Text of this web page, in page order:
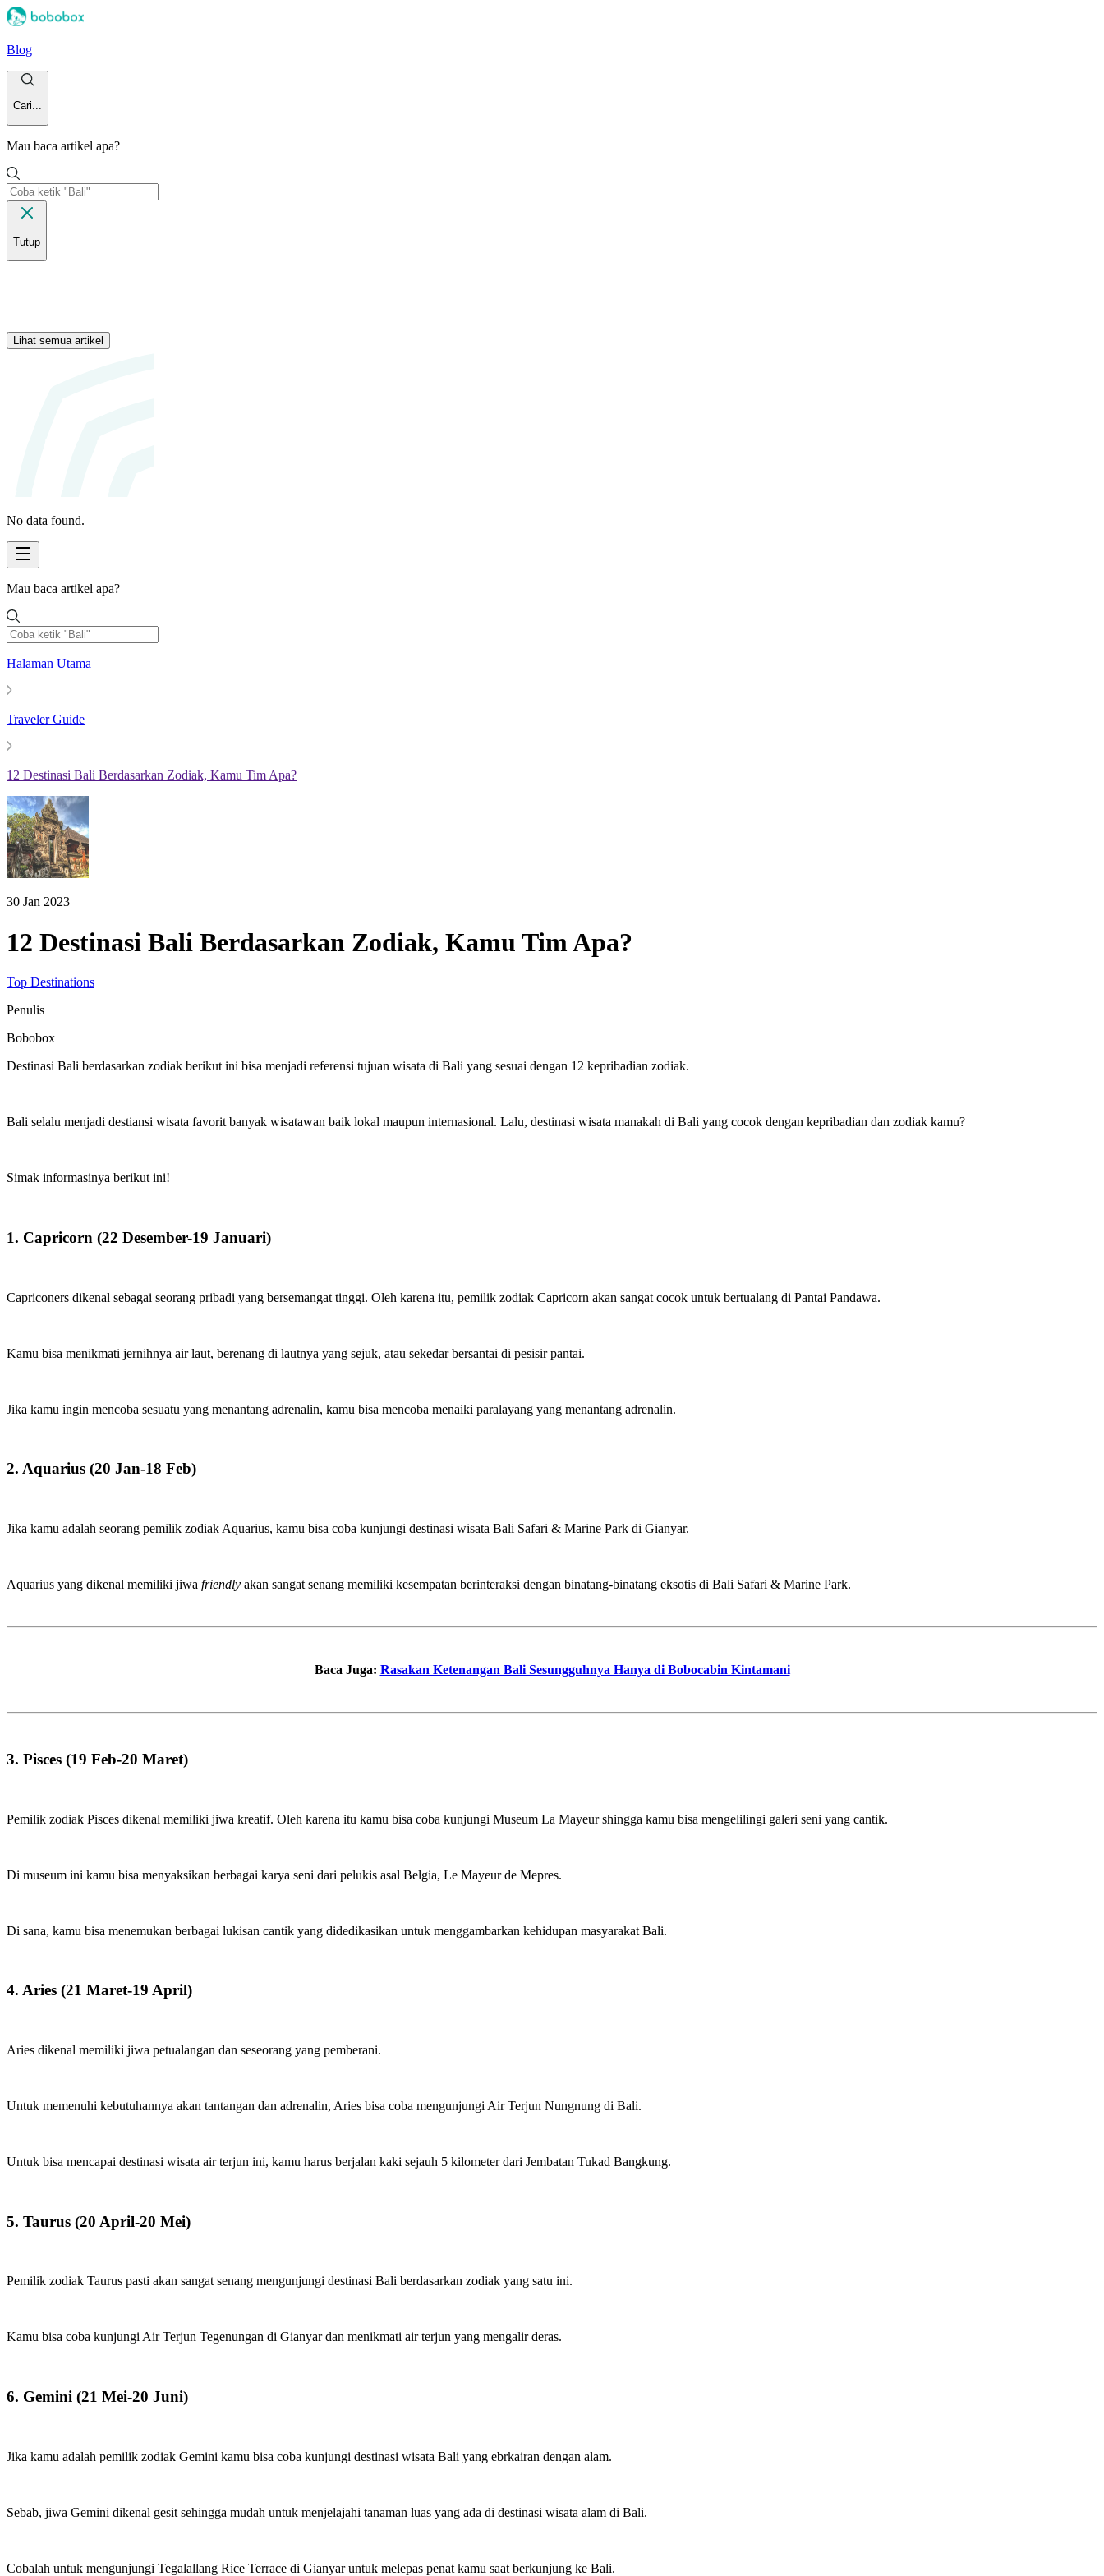
Blog
Cari...
Mau baca artikel apa?
Tutup
Lihat semua artikel
No data found.
Mau baca artikel apa?
Halaman Utama
Traveler Guide
12 Destinasi Bali Berdasarkan Zodiak, Kamu Tim Apa?
30 Jan 2023
12 Destinasi Bali Berdasarkan Zodiak, Kamu Tim Apa?
Top Destinations
Penulis
Bobobox
Destinasi Bali berdasarkan zodiak berikut ini bisa menjadi referensi tujuan wisata di Bali yang sesuai dengan 12 kepribadian zodiak.
Bali selalu menjadi destiansi wisata favorit banyak wisatawan baik lokal maupun internasional. Lalu, destinasi wisata manakah di Bali yang cocok dengan kepribadian dan zodiak kamu?
Simak informasinya berikut ini!
1. Capricorn (22 Desember-19 Januari)
Capriconers dikenal sebagai seorang pribadi yang bersemangat tinggi. Oleh karena itu, pemilik zodiak Capricorn akan sangat cocok untuk bertualang di Pantai Pandawa.
Kamu bisa menikmati jernihnya air laut, berenang di lautnya yang sejuk, atau sekedar bersantai di pesisir pantai.
Jika kamu ingin mencoba sesuatu yang menantang adrenalin, kamu bisa mencoba menaiki paralayang yang menantang adrenalin.
2. Aquarius (20 Jan-18 Feb)
Jika kamu adalah seorang pemilik zodiak Aquarius, kamu bisa coba kunjungi destinasi wisata Bali Safari & Marine Park di Gianyar.
Aquarius yang dikenal memiliki jiwa friendly akan sangat senang memiliki kesempatan berinteraksi dengan binatang-binatang eksotis di Bali Safari & Marine Park.
Baca Juga: Rasakan Ketenangan Bali Sesungguhnya Hanya di Bobocabin Kintamani
3. Pisces (19 Feb-20 Maret)
Pemilik zodiak Pisces dikenal memiliki jiwa kreatif. Oleh karena itu kamu bisa coba kunjungi Museum La Mayeur shingga kamu bisa mengelilingi galeri seni yang cantik.
Di museum ini kamu bisa menyaksikan berbagai karya seni dari pelukis asal Belgia, Le Mayeur de Mepres.
Di sana, kamu bisa menemukan berbagai lukisan cantik yang didedikasikan untuk menggambarkan kehidupan masyarakat Bali.
4. Aries (21 Maret-19 April)
Aries dikenal memiliki jiwa petualangan dan seseorang yang pemberani.
Untuk memenuhi kebutuhannya akan tantangan dan adrenalin, Aries bisa coba mengunjungi Air Terjun Nungnung di Bali.
Untuk bisa mencapai destinasi wisata air terjun ini, kamu harus berjalan kaki sejauh 5 kilometer dari Jembatan Tukad Bangkung.
5. Taurus (20 April-20 Mei)
Pemilik zodiak Taurus pasti akan sangat senang mengunjungi destinasi Bali berdasarkan zodiak yang satu ini.
Kamu bisa coba kunjungi Air Terjun Tegenungan di Gianyar dan menikmati air terjun yang mengalir deras.
6. Gemini (21 Mei-20 Juni)
Jika kamu adalah pemilik zodiak Gemini kamu bisa coba kunjungi destinasi wisata Bali yang ebrkairan dengan alam.
Sebab, jiwa Gemini dikenal gesit sehingga mudah untuk menjelajahi tanaman luas yang ada di destinasi wisata alam di Bali.
Cobalah untuk mengunjungi Tegalallang Rice Terrace di Gianyar untuk melepas penat kamu saat berkunjung ke Bali.